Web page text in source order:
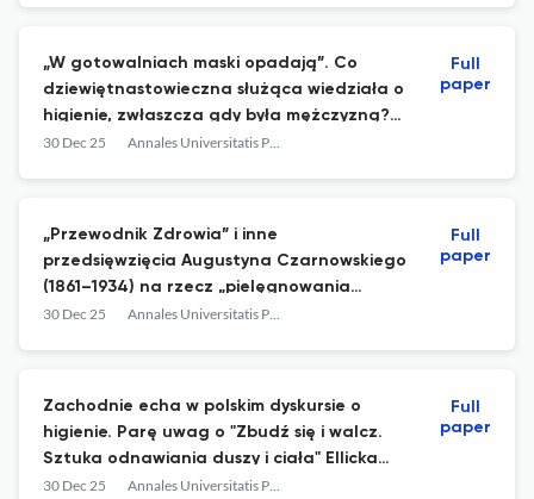
„W gotowalniach maski opadają”. Co
dziewiętnastowieczna służąca wiedziała o
higienie, zwłaszcza gdy była mężczyzną?
"Dziennik panny służącej" Octave’a
30 Dec 25 Annales Universitatis Paedagogicae Cracoviensis | Studia Historicolitteraria
Full
paper
„Przewodnik Zdrowia” i inne
przedsięwzięcia Augustyna Czarnowskiego
(1861–1934) na rzecz „pielęgnowania
zdrowia” u schyłku XIX wieku
30 Dec 25 Annales Universitatis Paedagogicae Cracoviensis | Studia Historicolitteraria
Full
paper
Zachodnie echa w polskim dyskursie o
higienie. Parę uwag o "Zbudź się i walcz.
Sztuka odnawiania duszy i ciała" Ellicka
Morna według Władysława M.
30 Dec 25 Annales Universitatis Paedagogicae Cracoviensis | Studia Historicolitteraria
Full
paper